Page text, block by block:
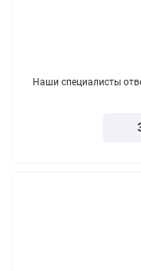
Наши специалисты